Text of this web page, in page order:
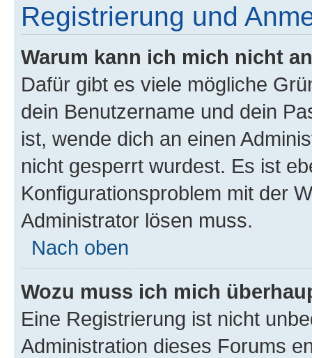
Registrierung und
Warum kann ich mich nicht
Dafür gibt es viele mögliche
dein Benutzername und dein
ist, wende dich an einen
nicht gesperrt wurdest. Es ist
Konfigurationsproblem mit der
Administrator lösen muss.
Nach oben
Wozu muss ich mich
Eine Registrierung ist nicht
Administration dieses Forums